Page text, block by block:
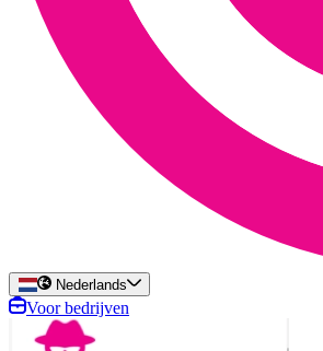
Nederlands
Voor bedrijven